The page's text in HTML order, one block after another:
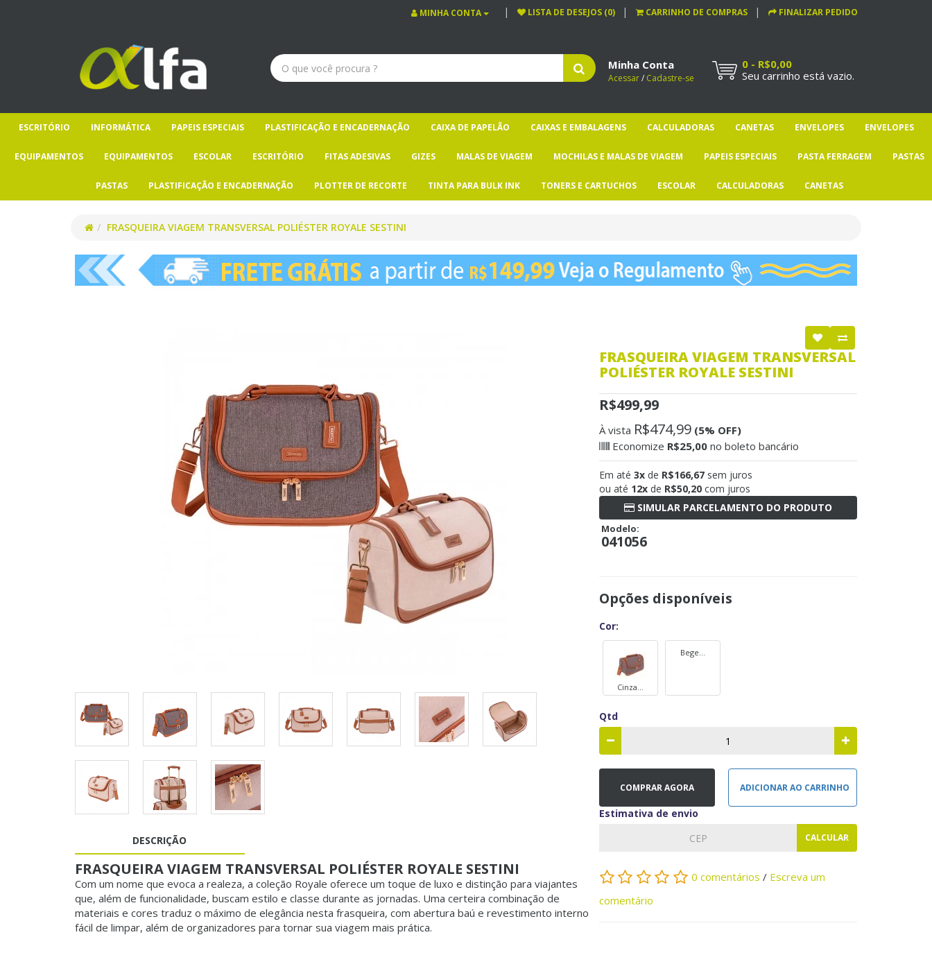
MINHA CONTA LISTA DE DESEJOS (0) CARRINHO DE COMPRAS FINALIZAR PEDIDO
Minha Conta
Acessar/ Cadastre-se
0 - R$0,00
Seu carrinho está vazio.
ESCRITÓRIO INFORMÁTICA PAPEIS ESPECIAIS PLASTIFICAÇÃO E ENCADERNAÇÃO CAIXA DE PAPELÃO CAIXAS E EMBALAGENS CALCULADORAS CANETAS ENVELOPES ENVELOPES
EQUIPAMENTOS EQUIPAMENTOS ESCOLAR ESCRITÓRIO FITAS ADESIVAS GIZES MALAS DE VIAGEM MOCHILAS E MALAS DE VIAGEM PAPEIS ESPECIAIS PASTA FERRAGEM PASTAS
PASTAS PLASTIFICAÇÃO E ENCADERNAÇÃO PLOTTER DE RECORTE TINTA PARA BULK INK TONERS E CARTUCHOS ESCOLAR CALCULADORAS CANETAS
FRASQUEIRA VIAGEM TRANSVERSAL POLIÉSTER ROYALE SESTINI
DESCRIÇÃO
FRASQUEIRA VIAGEM TRANSVERSAL POLIÉSTER ROYALE SESTINI
Com um nome que evoca a realeza, a coleção Royale oferece um toque de luxo e distinção para viajantes
que, além de funcionalidade, buscam estilo e classe durante as jornadas. Uma certeira combinação de
materiais e cores traduz o máximo de elegância nesta frasqueira, com abertura baú e revestimento interno
fácil de limpar, além de organizadores para tornar sua viagem mais prática.
FRASQUEIRA VIAGEM TRANSVERSAL
POLIÉSTER ROYALE SESTINI
R$499,99
À vista R$474,99 (5% OFF)
Economize R$25,00 no boleto bancário
Em até 3x de R$166,67 sem juros
ou até 12x de R$50,20 com juros
SIMULAR PARCELAMENTO DO PRODUTO
Modelo:
041056
Opções disponíveis
Cor:
Cinza...
Bege...
Qtd
COMPRAR AGORA ADICIONAR AO CARRINHO
Estimativa de envio
CALCULAR
0 comentários / Escreva um
comentário